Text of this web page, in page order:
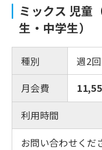
ミックス 児童
生・中学生）
種別
週2回
月会費
利用時間
お問い合わせくだ